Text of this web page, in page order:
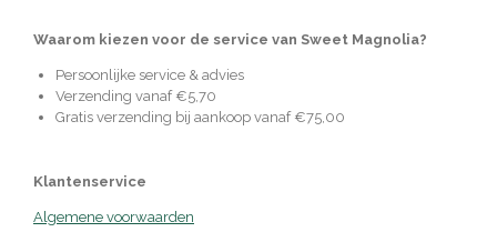
Waarom kiezen voor de service van Sweet Magnolia?
Persoonlijke service & advies
Verzending vanaf €5,70
Gratis verzending bij aankoop vanaf €75,00
Klantenservice
Algemene voorwaarden